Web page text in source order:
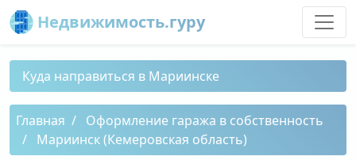
Недвижимость.гуру
Куда направиться в Мариинске
Главная
Оформление гаража в собственность
Мариинск (Кемеровская область)